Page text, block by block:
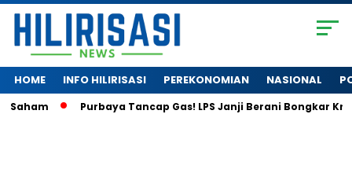
HOME INFO HILIRISASI PEREKONOMIAN NASIONAL
Purbaya Tancap Gas! LPS Janji Berani Bongkar Krisis